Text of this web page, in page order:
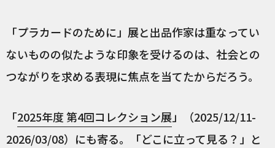
「プラカードのために」展と出品作家は重なってい
ないものの似たような印象を受けるのは、社会との
つながりを求める表現に焦点を当てたからだろう。
「2025年度 第4回コレクション展」（2025/12/11-
2026/03/08）にも寄る。「どこに立って見る？」と